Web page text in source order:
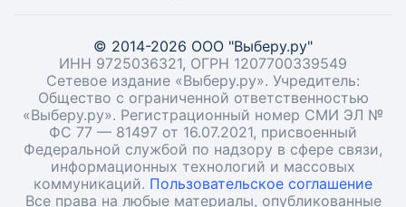
© 2014-2026 ООО "Выберу.ру"
ИНН 9725036321, ОГРН 1207700339549
Сетевое издание «Выберу.ру». Учредитель:
Общество с ограниченной ответственностью
«Выберу.ру». Регистрационный номер СМИ ЭЛ №
ФС 77 — 81497 от 16.07.2021, присвоенный
Федеральной службой по надзору в сфере связи,
информационных технологий и массовых
коммуникаций. Пользовательское соглашение
Все права на любые материалы, опубликованные